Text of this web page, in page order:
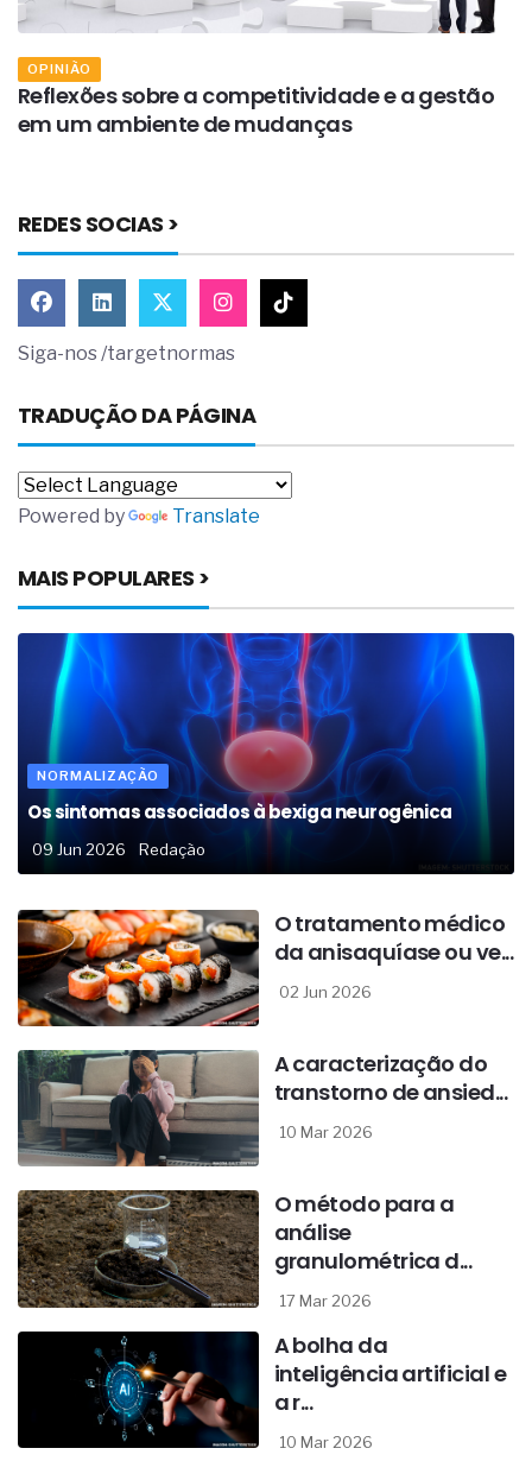
OPINIÃO
Reflexões sobre a competitividade e a gestão
em um ambiente de mudanças
REDES SOCIAS >
Siga-nos /targetnormas
TRADUÇÃO DA PÁGINA
Powered by Translate
MAIS POPULARES >
NORMALIZAÇÃO
Os sintomas associados à bexiga neurogênica
09 Jun 2026 Redação
O tratamento médico
da anisaquíase ou ve...
02 Jun 2026
A caracterização do
transtorno de ansied...
10 Mar 2026
O método para a
análise
granulométrica d...
17 Mar 2026
A bolha da
inteligência artificial e
a r...
10 Mar 2026